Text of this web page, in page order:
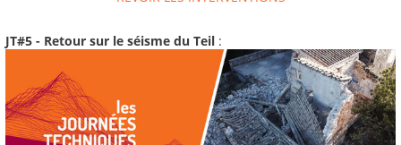
JT#5 - Retour sur le séisme du Teil :